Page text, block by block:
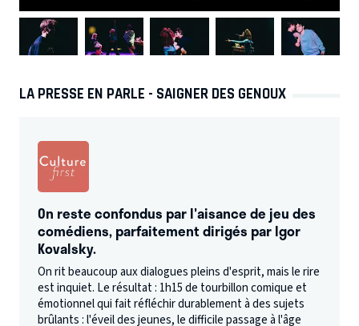
LA PRESSE EN PARLE - SAIGNER DES GENOUX
On reste confondus par l'aisance de jeu des
comédiens, parfaitement dirigés par Igor
Kovalsky.
On rit beaucoup aux dialogues pleins d'esprit, mais le rire
est inquiet. Le résultat : 1h15 de tourbillon comique et
émotionnel qui fait réfléchir durablement à des sujets
brûlants : l'éveil des jeunes, le difficile passage à l'âge